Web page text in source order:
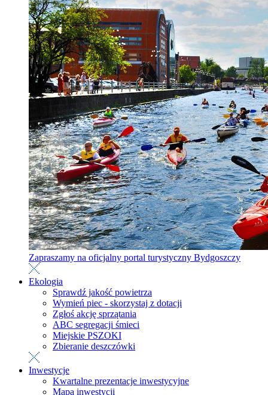
Zapraszamy na oficjalny portal turystyczny Bydgoszczy
Ekologia
Sprawdź jakość powietrza
Wymień piec - skorzystaj z dotacji
Zgłoś akcję sprzątania
ABC segregacji śmieci
Miejskie PSZOKI
Zbieranie deszczówki
Inwestycje
Kwartalne prezentacje inwestycyjne
Mapa inwestycji